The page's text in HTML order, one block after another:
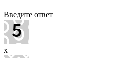
Введите ответ
x